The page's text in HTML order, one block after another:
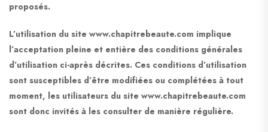
proposés.
L’utilisation du site www.chapitrebeaute.com implique
l’acceptation pleine et entière des conditions générales
d’utilisation ci-après décrites. Ces conditions d’utilisation
sont susceptibles d’être modifiées ou complétées à tout
moment, les utilisateurs du site www.chapitrebeaute.com
sont donc invités à les consulter de manière régulière.